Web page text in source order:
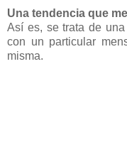
Una tendencia que
Así es, se trata de
con un particular
misma.